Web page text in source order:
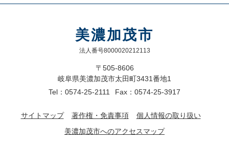
美濃加茂市
法人番号8000020212113
〒505-8606
岐阜県美濃加茂市太田町3431番地1
Tel：0574-25-2111
Fax：0574-25-3917
サイトマップ 著作権・免責事項
個人情報の取り扱い
美濃加茂市へのアクセスマップ